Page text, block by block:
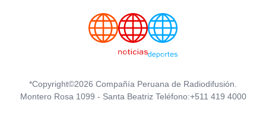
*Copyright©2026 Compañía Peruana de Radiodifusión.
Montero Rosa 1099 - Santa Beatriz Teléfono:+511 419 4000